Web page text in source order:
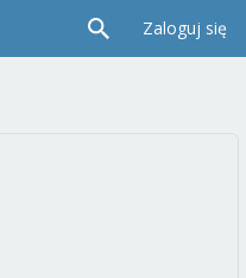
Zaloguj się